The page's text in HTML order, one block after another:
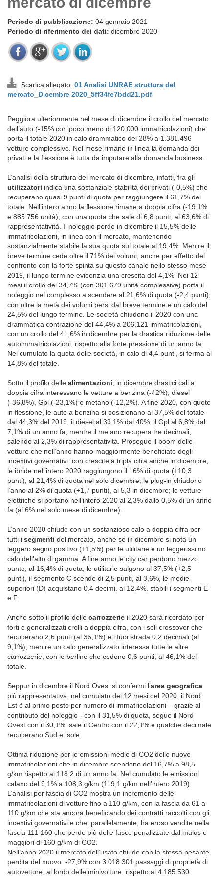
Periodo di pubblicazione: 04 gennaio 2021
Periodo di riferimento dei dati: dicembre 2020
Scarica allegato: 01 Analisi UNRAE struttura del
mercato_Dicembre 2020_5ff34fe7bdd21.pdf
Peggiora ulteriormente nel mese di dicembre il crollo del mercato
dell’auto (-15% con poco meno di 120.000 immatricolazioni) che
porta il totale 2020 in calo drammatico del 28% a 1.381.496
vetture complessive. Nel mese rimane in linea la domanda dei
privati e la flessione è tutta da imputare alla domanda business.
L’analisi della struttura del mercato di dicembre, infatti, fra gli
utilizzatori indica una sostanziale stabilità dei privati (-0,5%) che
recuperano quasi 9 punti di quota per raggiungere il 61,7% del
totale. Nell’intero anno la flessione rimane a doppia cifra (-19,1%
e 885.756 unità), con una quota che sale di 6,8 punti, al 63,6% di
rappresentatività. Il noleggio perde in dicembre il 15,5% delle
immatricolazioni, in linea con il mercato, mantenendo
sostanzialmente stabile la sua quota sul totale al 19,4%. Mentre il
breve termine cede oltre il 71% dei volumi, anche per effetto del
confronto con la forte spinta su questo canale nello stesso mese
2019, il lungo termine evidenzia una crescita del 4,1%. Nei 12
mesi il crollo del 34,7% (con 301.679 unità complessive) porta il
noleggio nel complesso a scendere al 21,6% di quota (-2,4 punti),
con oltre la metà dei volumi persi dal breve termine e un calo del
24,5% del lungo termine. Le società chiudono il 2020 con una
drammatica contrazione del 44,4% a 206.121 immatricolazioni,
con un crollo del 41,6% in dicembre per la drastica riduzione delle
autoimmatricolazioni, rispetto alla forte pressione di un anno fa.
Nel cumulato la quota delle società, in calo di 4,4 punti, si ferma al
14,8% del totale.
Sotto il profilo delle alimentazioni , in dicembre drastici cali a
doppia cifra interessano le vetture a benzina (-42%), diesel
(-36,8%), Gpl (-23,1%) e metano (-12,2%). A fine 2020, con quote
in flessione, le auto a benzina si posizionano al 37,5% del totale
dal 44,3% del 2019, il diesel al 33,1% dal 40%, il Gpl al 6,8% dal
7,1% di un anno fa, mentre il metano recupera tre decimali,
salendo al 2,3% di rappresentatività. Prosegue il boom delle
vetture che nell’anno hanno maggiormente beneficiato degli
incentivi governativi: con crescite a tripla cifra anche in dicembre,
le ibride nell’intero 2020 raggiungono il 16% di quota (+10,3
punti), al 21,4% di quota nel solo dicembre; le plug-in chiudono
l’anno al 2% di quota (+1,7 punti), al 5,3 in dicembre; le vetture
elettriche si portano nell’intero 2020 al 2,3% dallo 0,5% di un anno
fa (al 6% nel solo mese di dicembre).
L’anno 2020 chiude con un sostanzioso calo a doppia cifra per
tutti i segmenti del mercato, anche se in dicembre si nota un
leggero segno positivo (+1,5%) per le utilitarie e un leggerissimo
calo dell’alto di gamma. A fine anno le city car perdono mezzo
punto, al 16,4% di quota, le utilitarie salgono al 37,5% (+2,5
punti), il segmento C scende di 2,5 punti, al 3,6%, le medie
superiori (D) acquistano 0,4 decimi, al 12,4%, stabili i segmenti E
e F.
Anche sotto il profilo delle carrozzerie il 2020 sarà ricordato per
forti e generalizzati crolli a doppia cifra, con i soli crossover che
recuperano 2,6 punti (al 36,1%) e i fuoristrada 0,2 decimali (al
9,1%), mentre un calo generalizzato interessa tutte le altre
carrozzerie, con le berline che cedono 0,6 punti, al 46,1% del
totale.
Seppur in dicembre il Nord Ovest si confermi l’area geografica
più rappresentativa, nel cumulato dei 12 mesi del 2020, il Nord
Est è al primo posto per numero di immatricolazioni – grazie al
contributo del noleggio - con il 31,5% di quota, segue il Nord
Ovest con il 30,1%, sale il Centro con il 22,1% e qualche decimale
recuperano Sud e Isole.
Ottima riduzione per le emissioni medie di CO2 delle nuove
immatricolazioni che in dicembre scendono del 16,7% a 98,5
g/km rispetto ai 118,2 di un anno fa. Nel cumulato le emissioni
calano del 9,1% a 108,3 g/km (119,1 g/km nell’intero 2019).
L’analisi per fascia di CO2 mostra un incremento delle
immatricolazioni di vetture fino a 110 g/km, con la fascia da 61 a
110 g/km che sta ancora beneficiando dei contratti raccolti con gli
incentivi governativi e che, parallelamente, ha eroso vendite nella
fascia 111-160 che perde più delle fasce penalizzate dal malus e
maggiori di 160 g/km di CO2.
Nell’anno 2020 il mercato dell’usato chiude con la stessa pesante
perdita del nuovo: -27,9% con 3.018.301 passaggi di proprietà di
autovetture, al lordo delle minivolture, rispetto ai 4.185.530